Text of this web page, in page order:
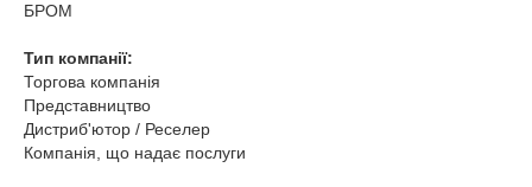
БРОМ
Тип компанії:
Торгова компанія
Представництво
Дистриб'ютор / Реселер
Компанія, що надає послуги